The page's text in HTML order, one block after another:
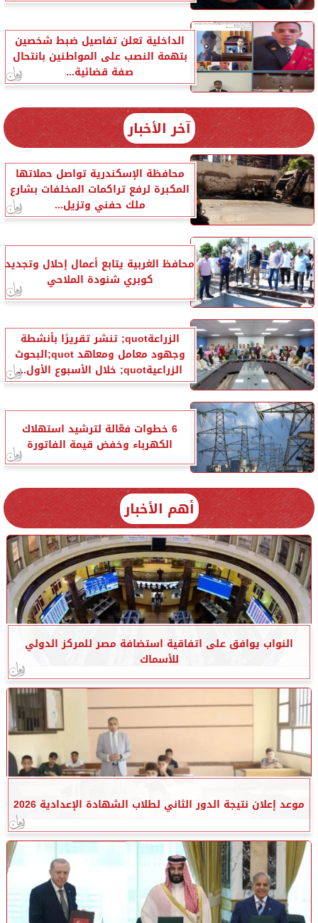
الداخلية تعلن تفاصيل ضبط شخصين
بتهمة النصب على المواطنين بانتحال
صفة قضائية...
آخر الأخبار
محافظة الإسكندرية تواصل حملاتها
المكبرة لرفع تراكمات المخلفات بشارع
ملك حفني وتزيل...
محافظ الغربية يتابع أعمال إحلال وتجديد
كوبري شنودة الملاحي
الزراعةquot; تنشر تقريرًا بأنشطة
وجهود معامل ومعاهد quot;البحوث
الزراعيةquot; خلال الأسبوع الأول...
6 خطوات فعّالة لترشيد استهلاك
الكهرباء وخفض قيمة الفاتورة
أهم الأخبار
النواب يوافق على اتفاقية استضافة مصر للمركز الدولي
للأسماك
موعد إعلان نتيجة الدور الثاني لطلاب الشهادة الإعدادية 2026